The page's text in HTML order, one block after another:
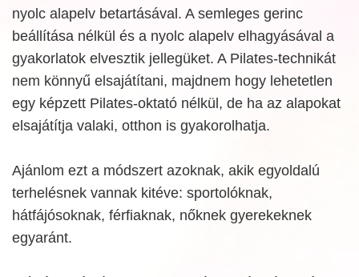
nyolc alapelv betartásával. A semleges gerinc
beállítása nélkül és a nyolc alapelv elhagyásával a
gyakorlatok elvesztik jellegüket. A Pilates-technikát
nem könnyű elsajátítani, majdnem hogy lehetetlen
egy képzett Pilates-oktató nélkül, de ha az alapokat
elsajátítja valaki, otthon is gyakorolhatja.
Ajánlom ezt a módszert azoknak, akik egyoldalú
terhelésnek vannak kitéve: sportolóknak,
hátfájósoknak, férfiaknak, nőknek gyerekeknek
egyaránt.